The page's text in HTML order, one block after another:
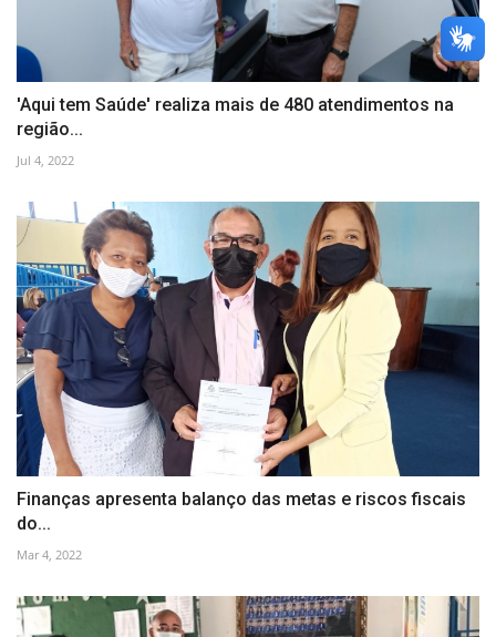
'Aqui tem Saúde' realiza mais de 480 atendimentos na
região...
Jul 4, 2022
Finanças apresenta balanço das metas e riscos fiscais
do...
Mar 4, 2022